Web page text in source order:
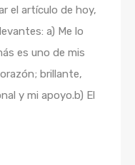
el artículo de hoy,
a) Me lo
es uno de mis
brillante,
y mi apoyo.b) El